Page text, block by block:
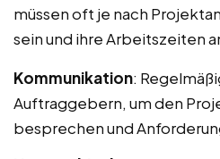
müssen oft je nach
sein und ihre Arbeitszeiten
Kommunikation:
Auftraggebern, um den
besprechen und